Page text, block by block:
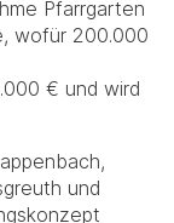
Pfarrgarten
wofür 200.000
€ und wird
und